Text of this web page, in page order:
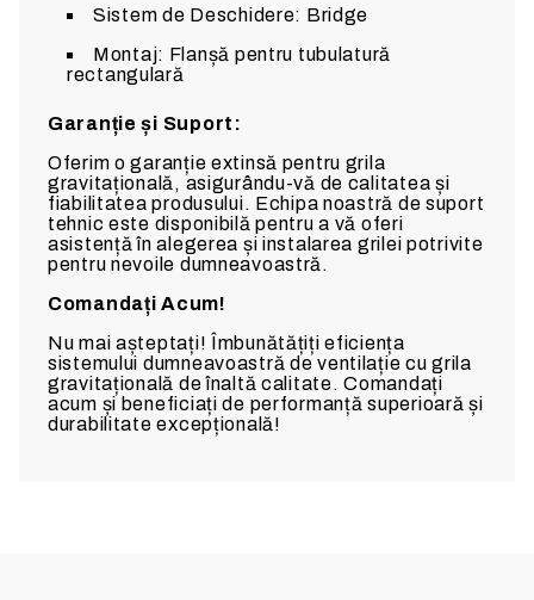
Sistem de Deschidere: Bridge
Montaj: Flanșă pentru tubulatură
rectangulară
Garanție și Suport:
Oferim o garanție extinsă pentru grila
gravitațională, asigurându-vă de calitatea și
fiabilitatea produsului. Echipa noastră de suport
tehnic este disponibilă pentru a vă oferi
asistență în alegerea și instalarea grilei potrivite
pentru nevoile dumneavoastră.
Comandați Acum!
Nu mai așteptați! Îmbunătățiți eficiența
sistemului dumneavoastră de ventilație cu grila
gravitațională de înaltă calitate. Comandați
acum și beneficiați de performanță superioară și
durabilitate excepțională!